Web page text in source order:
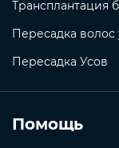
Трансплантация
Пересадка
Пересадка Усов
Помощь